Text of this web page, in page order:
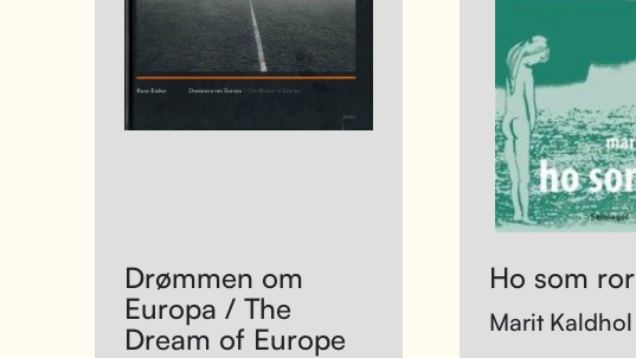
Drømmen om
Europa / The
Dream of Europe
Ho som ror
Marit Kaldhol